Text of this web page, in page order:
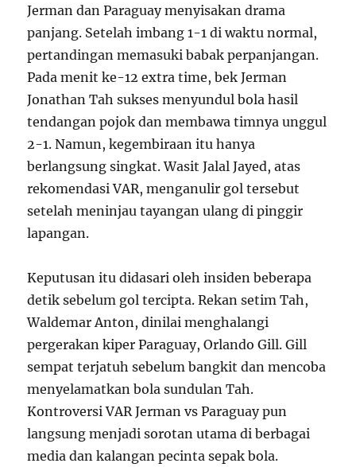
Jerman dan Paraguay menyisakan drama
panjang. Setelah imbang 1-1 di waktu normal,
pertandingan memasuki babak perpanjangan.
Pada menit ke-12 extra time, bek Jerman
Jonathan Tah sukses menyundul bola hasil
tendangan pojok dan membawa timnya unggul
2-1. Namun, kegembiraan itu hanya
berlangsung singkat. Wasit Jalal Jayed, atas
rekomendasi VAR, menganulir gol tersebut
setelah meninjau tayangan ulang di pinggir
lapangan.
Keputusan itu didasari oleh insiden beberapa
detik sebelum gol tercipta. Rekan setim Tah,
Waldemar Anton, dinilai menghalangi
pergerakan kiper Paraguay, Orlando Gill. Gill
sempat terjatuh sebelum bangkit dan mencoba
menyelamatkan bola sundulan Tah.
Kontroversi VAR Jerman vs Paraguay pun
langsung menjadi sorotan utama di berbagai
media dan kalangan pecinta sepak bola.